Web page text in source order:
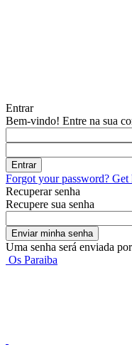
Entrar
Bem-vindo! Entre na sua
Forgot your password? Get
Recuperar senha
Recupere sua senha
Uma senha será enviada
Os Paraiba